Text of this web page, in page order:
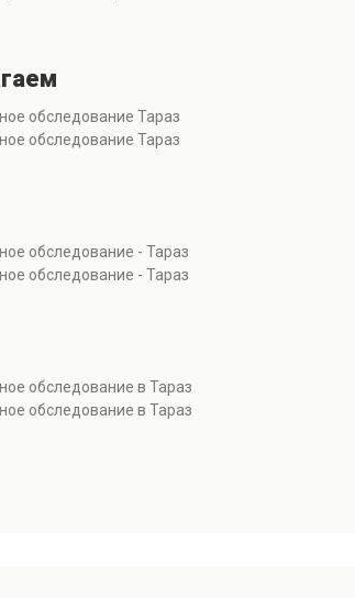
обследование Тараз
обследование Тараз
обследование - Тараз
обследование - Тараз
обследование в Тараз
обследование в Тараз